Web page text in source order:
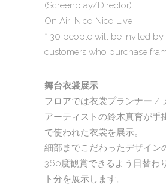
(Screenplay/Director)
On Air: Nico Nico Live
* 30 people will be invited by
customers who purchase
舞台衣裳展示
フロアでは衣裳プランナー /
アーティストの鈴木真育が手
で使われた衣裳を展示。
細部までこだわったデザイン
360度観賞できるよう日替わ
ト分を展示します。